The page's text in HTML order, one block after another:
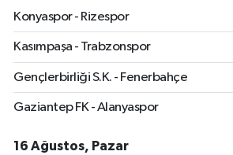
Konyaspor - Rizespor
Kasımpaşa - Trabzonspor
Gençlerbirliği S.K. - Fenerbahçe
Gaziantep FK - Alanyaspor
16 Ağustos, Pazar